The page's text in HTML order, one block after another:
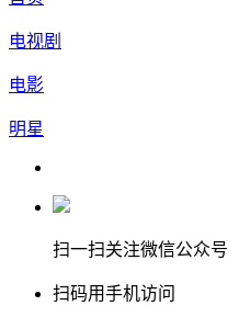
电视剧
电影
明星
扫一扫关注微信公众号
扫码用手机访问